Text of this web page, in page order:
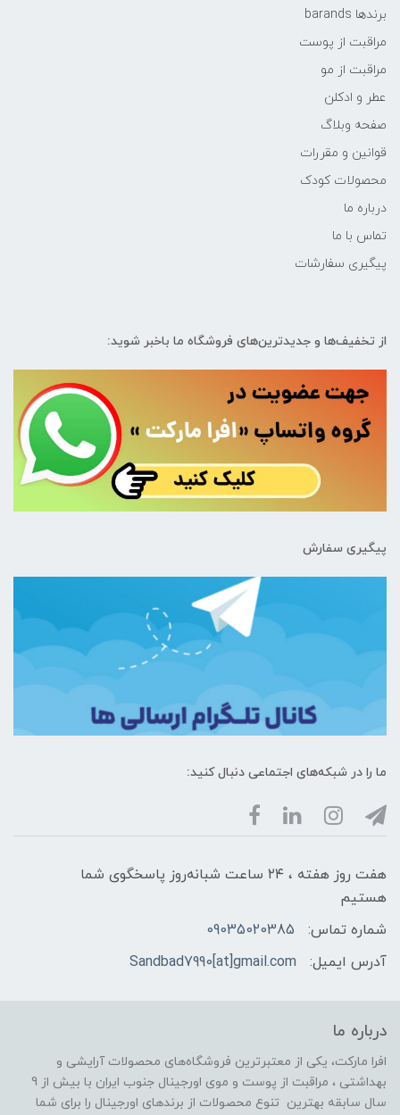
برندها barands
مراقبت از پوست
مراقبت از مو
عطر و ادکلن
صفحه وبلاگ
قوانین و مقررات
محصولات کودک
درباره ما
تماس با ما
پیگیری سفارشات
از تخفیف‌ها و جدیدترین‌های فروشگاه ما باخبر شوید:
پیگیری سفارش
ما را در شبکه‌های اجتماعی دنبال کنید:
هفت روز هفته ، ۲۴ ساعت شبانه‌روز پاسخگوی شما
هستیم
شماره تماس:
09035020385
آدرس ایمیل:
Sandbad7990[at]gmail.com
درباره ما
افرا مارکت، یکی از معتبرترین فروشگاه‌های محصولات آرایشی و
بهداشتی ، مراقبت از پوست و موی اورجینال جنوب ایران با بیش از 9
سال سابقه بهترین تنوع محصولات از برندهای اورجینال را برای شما